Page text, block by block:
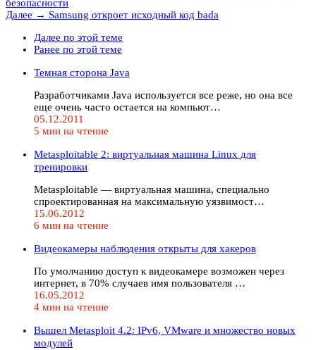
безопасности
Далее → Samsung откроет исходный код bada
Далее по этой теме
Ранее по этой теме
Темная сторона Java
Разработчиками Java используется все реже, но она все
еще очень часто остается на компьют…
05.12.2011
5 мин на чтение
Metasploitable 2: виртуальная машина Linux для
тренировки
Metasploitable — виртуальная машина, специально
спроектированная на максимальную уязвимост…
15.06.2012
6 мин на чтение
Видеокамеры наблюдения открыты для хакеров
По умолчанию доступ к видеокамере возможен через
интернет, в 70% случаев имя пользователя …
16.05.2012
4 мин на чтение
Вышел Metasploit 4.2: IPv6, VMware и множество новых
модулей